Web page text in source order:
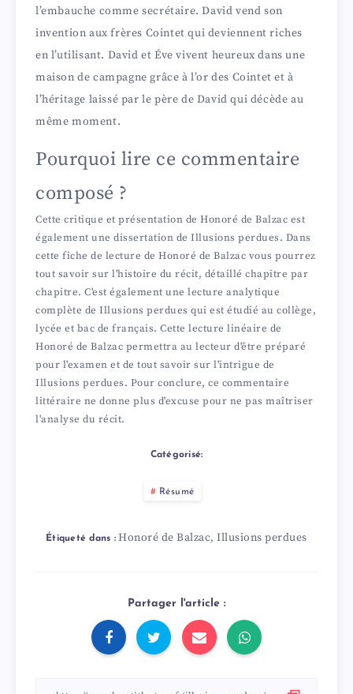
l’embauche comme secrétaire. David vend son
invention aux frères Cointet qui deviennent riches
en l’utilisant. David et Éve vivent heureux dans une
maison de campagne grâce à l’or des Cointet et à
l’héritage laissé par le père de David qui décède au
même moment.
Pourquoi lire ce commentaire
composé ?
Cette critique et présentation de Honoré de Balzac est
également une dissertation de Illusions perdues. Dans
cette fiche de lecture de Honoré de Balzac vous pourrez
tout savoir sur l'histoire du récit, détaillé chapitre par
chapitre. C'est également une lecture analytique
complète de Illusions perdues qui est étudié au collège,
lycée et bac de français. Cette lecture linéaire de
Honoré de Balzac permettra au lecteur d'être préparé
pour l'examen et de tout savoir sur l'intrigue de
Illusions perdues. Pour conclure, ce commentaire
littéraire ne donne plus d'excuse pour ne pas maîtriser
l'analyse du récit.
Catégorisé:
Résumé
Étiqueté dans : Honoré de Balzac,Illusions perdues
Partager l'article :